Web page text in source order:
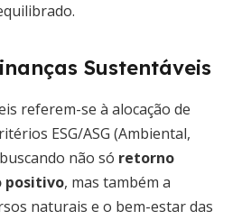
Sustentáveis
referem-se à alocação de
ESG/ASG (Ambiental,
não só retorno
positivo, mas também a
naturais e o bem-estar das